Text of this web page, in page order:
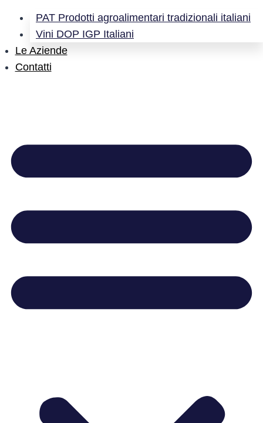
PAT Prodotti agroalimentari tradizionali italiani
Vini DOP IGP Italiani
Le Aziende
Contatti